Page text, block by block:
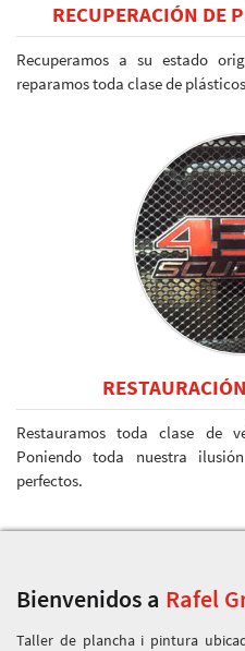
RECUPERACIÓN DE
Recuperamos a su estado
reparamos toda clase de
Restauramos toda clase de
Poniendo toda nuestra
perfectos.
Bienvenidos a Rafel
Taller de plancha i pintura